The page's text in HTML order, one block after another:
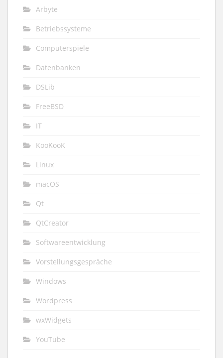
Arbyte
Betriebssysteme
Computerspiele
Datenbanken
DSLib
FreeBSD
IT
KooKooK
Linux
macOS
Qt
QtCreator
Softwareentwicklung
Vorstellungsgespräche
Windows
Wordpress
wxWidgets
YouTube